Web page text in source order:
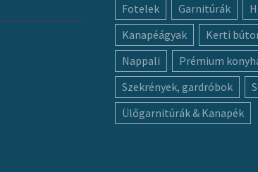
Fotelek
Garnitúrák
Kanapéágyak
Kerti
Nappali
Prémium
Szekrények, gardróbok
Ülőgarnitúrák & Kanapék